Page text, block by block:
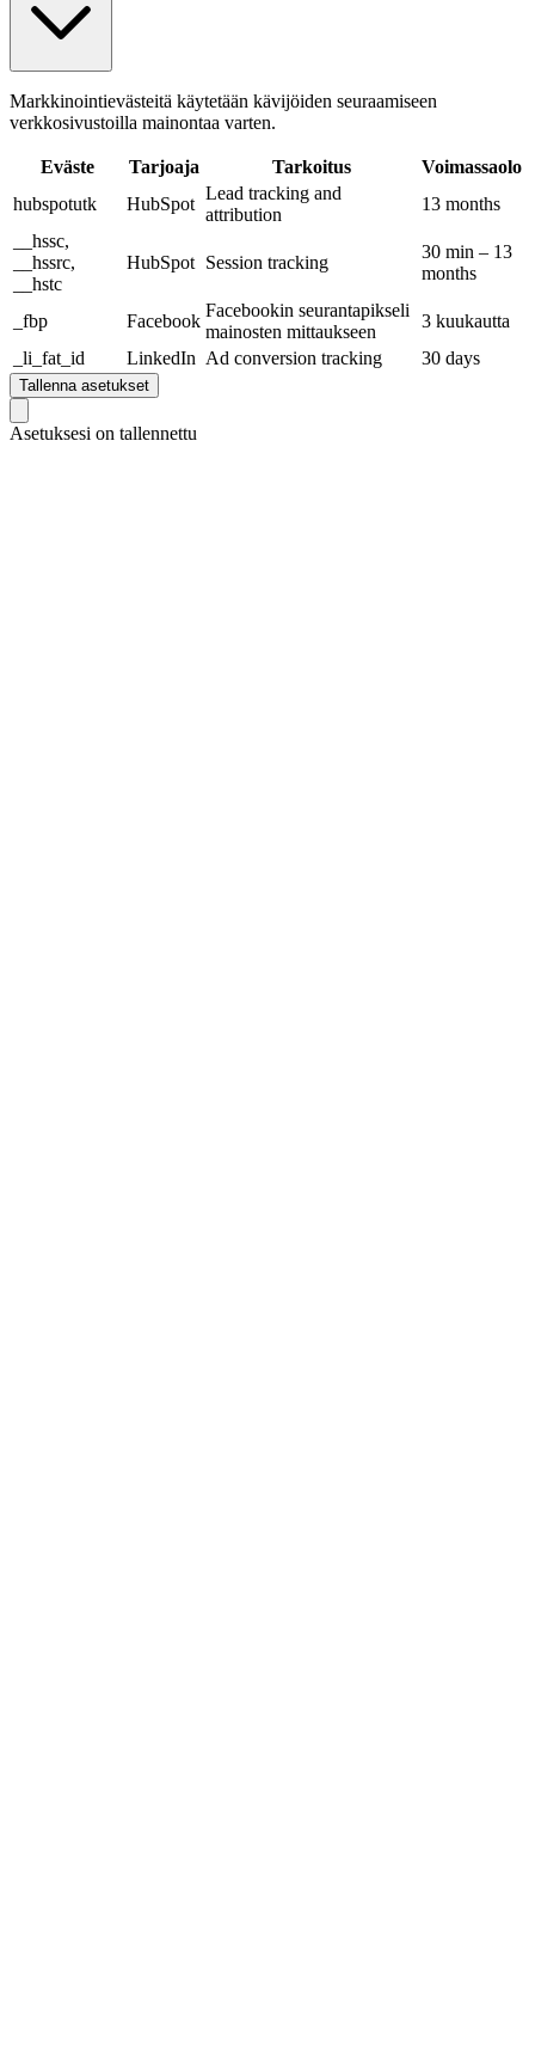
Markkinointievästeitä käytetään kävijöiden seuraamiseen
verkkosivustoilla mainontaa varten.
Eväste Tarjoaja Tarkoitus
Voimassaolo
hubspotutk
HubSpot
Lead tracking and
attribution
13 months
__hssc,
__hssrc,
__hstc
HubSpot Session tracking
30 min – 13
months
_fbp Facebook
Facebookin seurantapikseli
mainosten mittaukseen
3 kuukautta
_li_fat_id
LinkedIn Ad conversion tracking 30 days
Tallenna asetukset
Asetuksesi on tallennettu